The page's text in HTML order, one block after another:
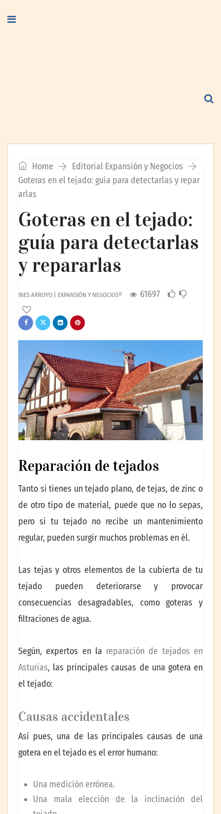
Home
Editorial Expansión y Negocios
Goteras en el tejado: guía para detectarlas y repar
arlas
Goteras en el tejado:
guía para detectarlas
y repararlas
INES ARROYO | EXPANSIÓN Y NEGOCIOS® 61697
Reparación de tejados
Tanto si tienes un tejado plano, de tejas, de zinc o
de otro tipo de material, puede que no lo sepas,
pero si tu tejado no recibe un mantenimiento
regular, pueden surgir muchos problemas en él.
Las tejas y otros elementos de la cubierta de tu
tejado pueden deteriorarse y provocar
consecuencias desagradables, como goteras y
filtraciones de agua.
Según, expertos en la reparación de tejados en
Asturias, las principales causas de una gotera en
el tejado:
Causas accidentales
Así pues, una de las principales causas de una
gotera en el tejado es el error humano:
Una medición errónea.
Una mala elección de la inclinación del